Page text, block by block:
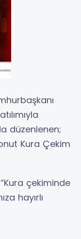
düzenlenen;
Kura Çekim
çekiminde
hayırlı